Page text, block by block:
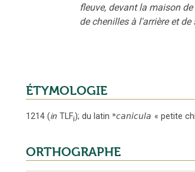
fleuve, devant la maison
de chenilles à l'arrière et
ÉTYMOLOGIE
1214 (in TLFi); du latin *canicula « petite
ORTHOGRAPHE